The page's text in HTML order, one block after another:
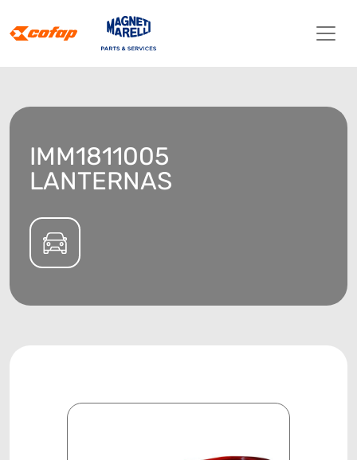
IMM1811005
LANTERNAS